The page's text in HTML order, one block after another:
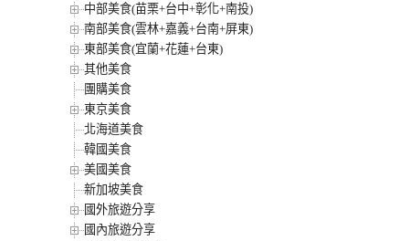
中部美食(苗栗+台中+彰化+南投)
南部美食(雲林+嘉義+台南+屏東)
東部美食(宜蘭+花蓮+台東)
其他美食
團購美食
東京美食
北海道美食
韓國美食
美國美食
新加坡美食
國外旅遊分享
國內旅遊分享